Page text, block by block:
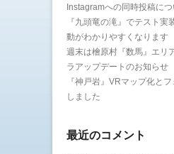
Instagramへの同時投稿につ
『九頭竜の滝』でテスト実
動がわかりやすくなります
週末は檜原村『数馬』エリ
ラアップデートのお知らせ
『神戸岩』VRマップ化と
しました
最近のコメント